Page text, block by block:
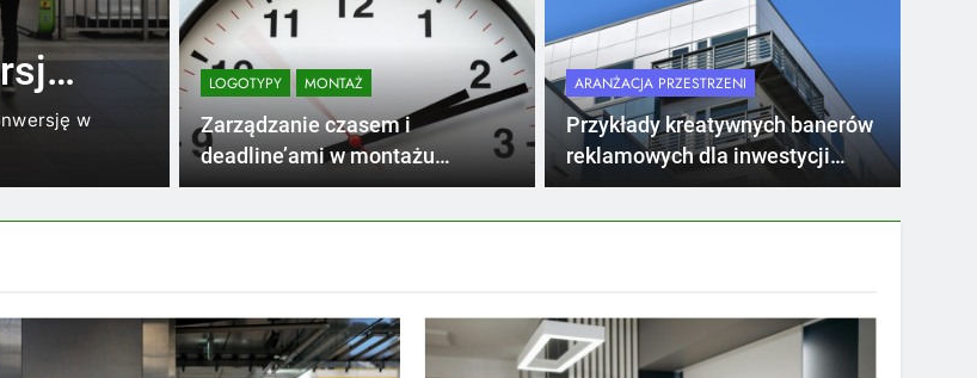
w
Logo na ladzie recepcji –
dlaczego to jeden z
najważniejszych punktów
kontaktu z marką?
Logo umieszczone na ladzie recepcji to jeden z pierwszych elementów, które
widzi klient po wejściu…
LOGOTYPY MONTAŻ
Zarządzanie czasem i
deadline’ami w montażu
reklamowym
ARANŻACJA PRZESTRZENI
Przykłady kreatywnych banerów
reklamowych dla inwestycji
mieszkaniowych